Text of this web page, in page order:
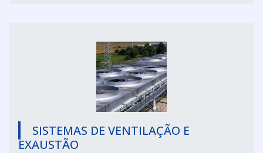
SISTEMAS DE VENTILAÇÃO E
EXAUSTÃO